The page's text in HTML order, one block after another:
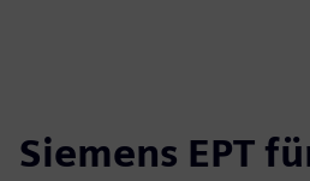
Siemens EPT